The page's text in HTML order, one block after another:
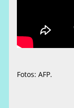
Fotos: AFP.